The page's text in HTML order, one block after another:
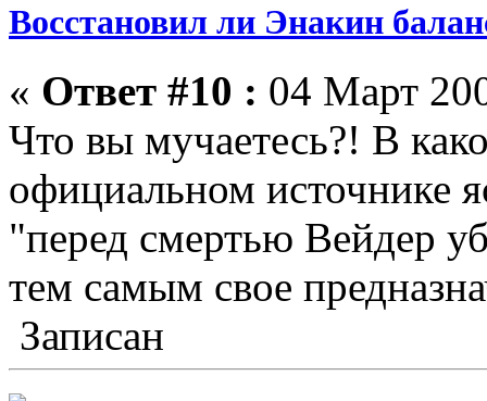
Восстановил ли Энакин
« Ответ #10 : 04 Март
Что вы мучаетесь?! В
официальном источнике
"перед смертью Вейдер
тем самым свое
Записан